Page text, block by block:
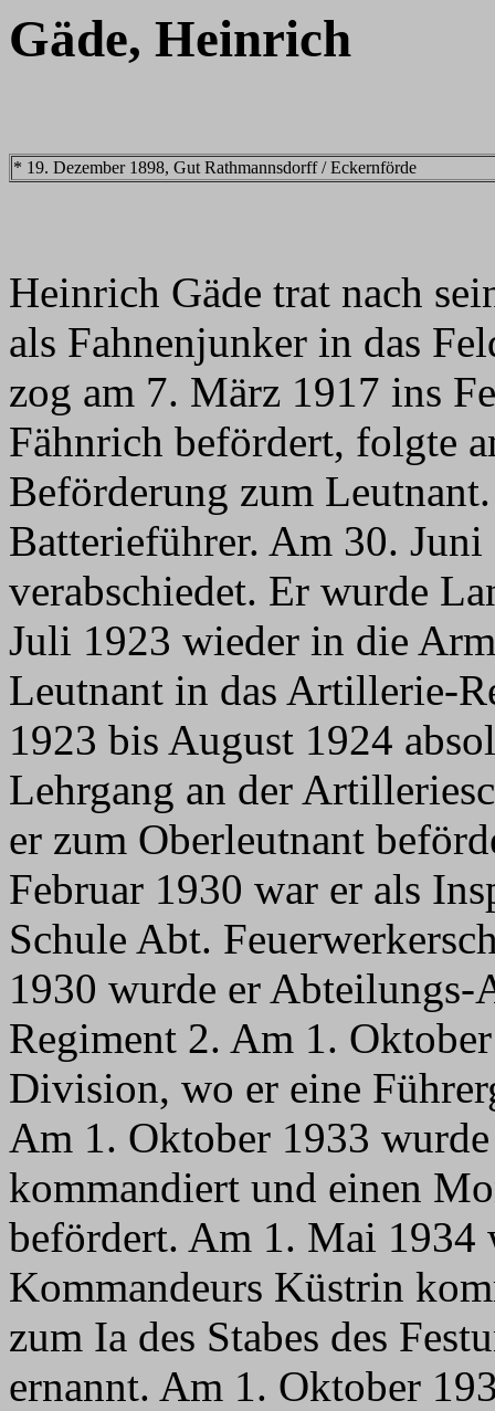
Gäde, Heinrich
* 19. Dezember 1898, Gut Rathmannsdorff / Eckernförde
Heinrich Gäde trat nach
als Fahnenjunker in das
zog am 7. März 1917 ins
Fähnrich befördert, folgte
Beförderung zum
Batterieführer. Am 30.
verabschiedet. Er wurde
Juli 1923 wieder in die
Leutnant in das Artillerie-
1923 bis August 1924
Lehrgang an der
er zum Oberleutnant
Februar 1930 war er als
Schule Abt.
1930 wurde er
Regiment 2. Am 1.
Division, wo er eine
Am 1. Oktober 1933
kommandiert und einen
befördert. Am 1. Mai 1934
Kommandeurs Küstrin
zum Ia des Stabes des
ernannt. Am 1. Oktober